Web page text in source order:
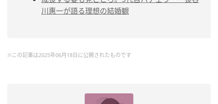
川惠一が語る理想の結婚観
※この記事は2025年06月18日に公開されたものです